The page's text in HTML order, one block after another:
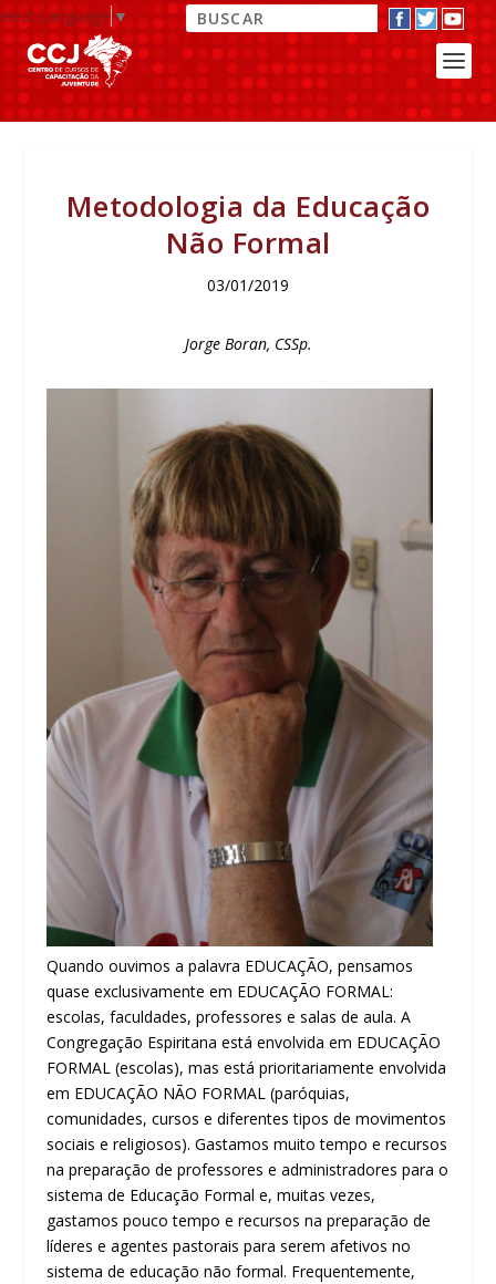
Language▼
Metodologia da Educação
Não Formal
03/01/2019
Jorge Boran, CSSp.
Quando ouvimos a palavra EDUCAÇÃO, pensamos
quase exclusivamente em EDUCAÇÃO FORMAL:
escolas, faculdades, professores e salas de aula. A
Congregação Espiritana está envolvida em EDUCAÇÃO
FORMAL (escolas), mas está prioritariamente envolvida
em EDUCAÇÃO NÃO FORMAL (paróquias,
comunidades, cursos e diferentes tipos de movimentos
sociais e religiosos). Gastamos muito tempo e recursos
na preparação de professores e administradores para o
sistema de Educação Formal e, muitas vezes,
gastamos pouco tempo e recursos na preparação de
líderes e agentes pastorais para serem afetivos no
sistema de educação não formal. Frequentemente,